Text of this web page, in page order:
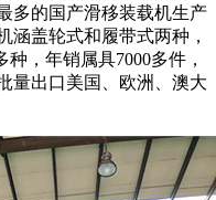
多的国产滑移装载机生产
涵盖轮式和履带式两种，
，年销属具7000多件，
量出口美国、欧洲、澳大